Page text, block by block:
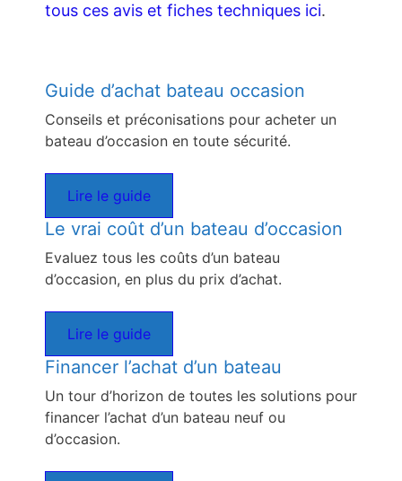
tous ces avis et fiches techniques ici.
Guide d’achat bateau occasion
Conseils et préconisations pour acheter un
bateau d’occasion en toute sécurité.
Lire le guide
Le vrai coût d’un bateau d’occasion
Evaluez tous les coûts d’un bateau
d’occasion, en plus du prix d’achat.
Lire le guide
Financer l’achat d’un bateau
Un tour d’horizon de toutes les solutions pour
financer l’achat d’un bateau neuf ou
d’occasion.